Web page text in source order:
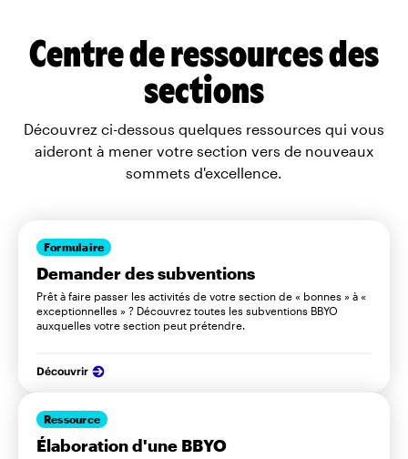
Centre de ressources des
sections
Découvrez ci-dessous quelques ressources qui vous
aideront à mener votre section vers de nouveaux
sommets d'excellence.
Formulaire
Demander des subventions
Prêt à faire passer les activités de votre section de « bonnes » à «
exceptionnelles » ? Découvrez toutes les subventions BBYO
auxquelles votre section peut prétendre.
Découvrir
Ressource
Élaboration d'une BBYO